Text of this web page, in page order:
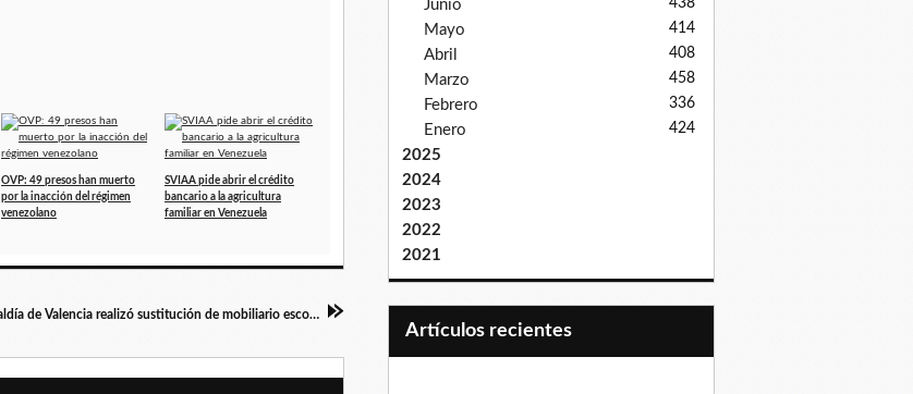
OVP: 49 presos han muerto
por la inacción del régimen
venezolano
SVIAA pide abrir el crédito
bancario a la agricultura
familiar en Venezuela
Alcaldía de Valencia realizó sustitución de mobiliario escolar en CEIM “Morros de Macaira” en Miguel Peña
Junio 438
Mayo 414
Abril 408
Marzo 458
Febrero 336
Enero 424
2025
2024
2023
2022
2021
Artículos recientes